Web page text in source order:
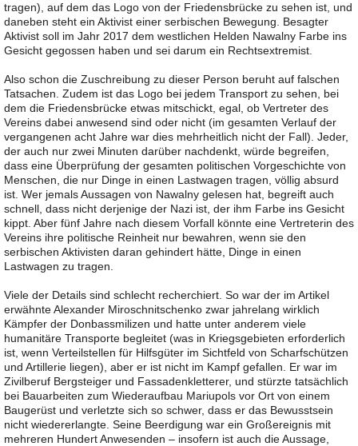
tragen), auf dem das Logo von der Friedensbrücke zu sehen ist, und
daneben steht ein Aktivist einer serbischen Bewegung. Besagter
Aktivist soll im Jahr 2017 dem westlichen Helden Nawalny Farbe ins
Gesicht gegossen haben und sei darum ein Rechtsextremist.
Also schon die Zuschreibung zu dieser Person beruht auf falschen
Tatsachen. Zudem ist das Logo bei jedem Transport zu sehen, bei
dem die Friedensbrücke etwas mitschickt, egal, ob Vertreter des
Vereins dabei anwesend sind oder nicht (im gesamten Verlauf der
vergangenen acht Jahre war dies mehrheitlich nicht der Fall). Jeder,
der auch nur zwei Minuten darüber nachdenkt, würde begreifen,
dass eine Überprüfung der gesamten politischen Vorgeschichte von
Menschen, die nur Dinge in einen Lastwagen tragen, völlig absurd
ist. Wer jemals Aussagen von Nawalny gelesen hat, begreift auch
schnell, dass nicht derjenige der Nazi ist, der ihm Farbe ins Gesicht
kippt. Aber fünf Jahre nach diesem Vorfall könnte eine Vertreterin des
Vereins ihre politische Reinheit nur bewahren, wenn sie den
serbischen Aktivisten daran gehindert hätte, Dinge in einen
Lastwagen zu tragen.
Viele der Details sind schlecht recherchiert. So war der im Artikel
erwähnte Alexander Miroschnitschenko zwar jahrelang wirklich
Kämpfer der Donbassmilizen und hatte unter anderem viele
humanitäre Transporte begleitet (was in Kriegsgebieten erforderlich
ist, wenn Verteilstellen für Hilfsgüter im Sichtfeld von Scharfschützen
und Artillerie liegen), aber er ist nicht im Kampf gefallen. Er war im
Zivilberuf Bergsteiger und Fassadenkletterer, und stürzte tatsächlich
bei Bauarbeiten zum Wiederaufbau Mariupols vor Ort von einem
Baugerüst und verletzte sich so schwer, dass er das Bewusstsein
nicht wiedererlangte. Seine Beerdigung war ein Großereignis mit
mehreren Hundert Anwesenden – insofern ist auch die Aussage,